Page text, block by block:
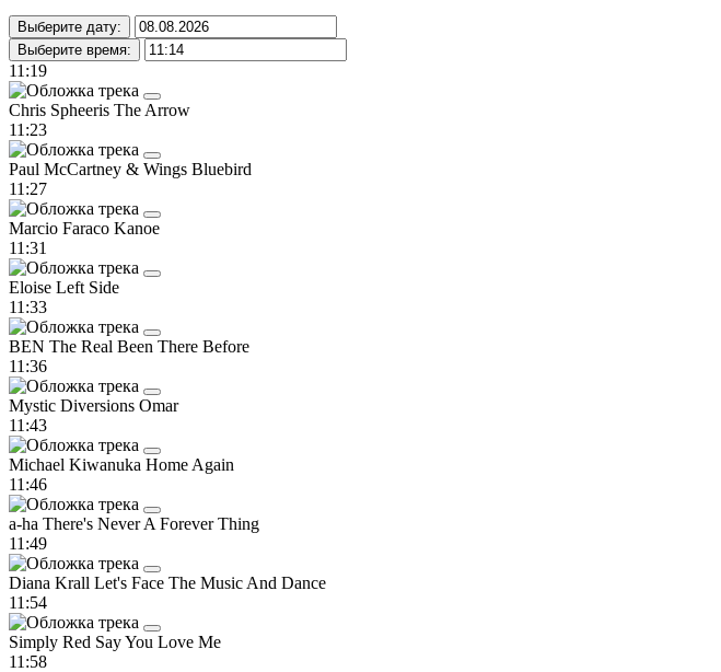
Выберите дату:
Выберите время:
11:19
Chris Spheeris The Arrow
11:23
Paul McCartney & Wings Bluebird
11:27
Marcio Faraco Kanoe
11:31
Eloise Left Side
11:33
BEN The Real Been There Before
11:36
Mystic Diversions Omar
11:43
Michael Kiwanuka Home Again
11:46
a-ha There's Never A Forever Thing
11:49
Diana Krall Let's Face The Music And Dance
11:54
Simply Red Say You Love Me
11:58